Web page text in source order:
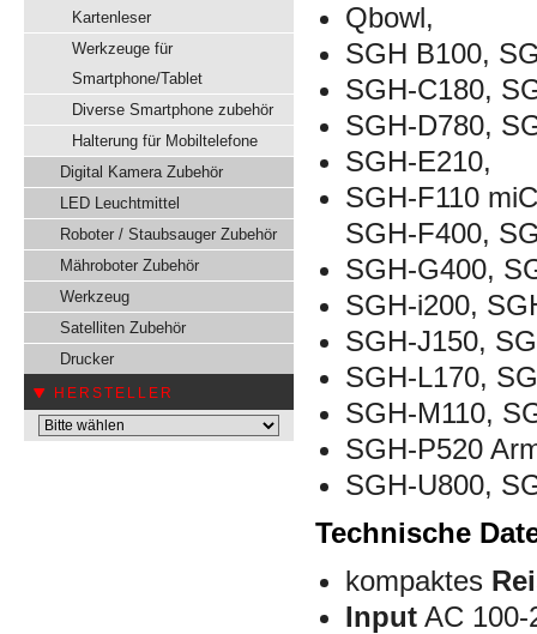
Kartenleser
Werkzeuge für
Smartphone/Tablet
Diverse Smartphone zubehör
Halterung für Mobiltelefone
Digital Kamera Zubehör
LED Leuchtmittel
Roboter / Staubsauger Zubehör
Mähroboter Zubehör
Werkzeug
Satelliten Zubehör
Drucker
HERSTELLER
Qbowl,
SGH B100,
SGH-C180,
SGH-D780,
SGH-E210,
SGH-F110
SGH-F400,
SGH-G400,
SGH-i200,
SGH-J150,
SGH-L170,
SGH-M110,
SGH-P520
SGH-U800,
Technische
kompaktes
Input AC 100-